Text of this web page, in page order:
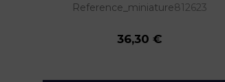
Reference_miniature812623
36,30 €